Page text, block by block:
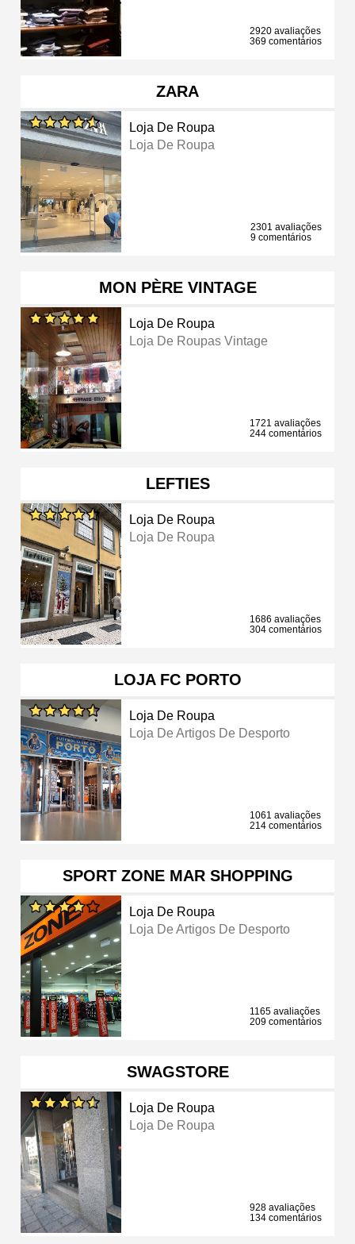
2920 avaliações
369 comentários
ZARA
Loja De Roupa
Loja De Roupa
2301 avaliações
9 comentários
MON PÈRE VINTAGE
Loja De Roupa
Loja De Roupas Vintage
1721 avaliações
244 comentários
LEFTIES
Loja De Roupa
Loja De Roupa
1686 avaliações
304 comentários
LOJA FC PORTO
Loja De Roupa
Loja De Artigos De Desporto
1061 avaliações
214 comentários
SPORT ZONE MAR SHOPPING
Loja De Roupa
Loja De Artigos De Desporto
1165 avaliações
209 comentários
SWAGSTORE
Loja De Roupa
Loja De Roupa
928 avaliações
134 comentários